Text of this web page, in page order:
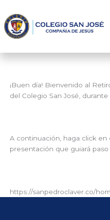
contenido
¡Buen día! Bienvenido al
del Colegio San José, durante
A continuación, haga click en
presentación que guiará paso
https://sanpedroclaver.co/